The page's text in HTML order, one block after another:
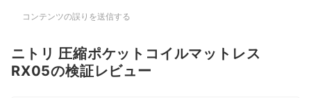
コンテンツの誤りを送信する
ニトリ 圧縮ポケットコイルマットレス
RX05の検証レビュー